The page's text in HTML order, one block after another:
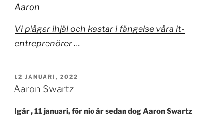
Aaron
Vi plågar ihjäl och kastar i fängelse våra it-
entreprenörer …
PUBLICERAT
12 JANUARI, 2022
Aaron Swartz
Igår , 11 januari, för nio år sedan dog Aaron Swartz